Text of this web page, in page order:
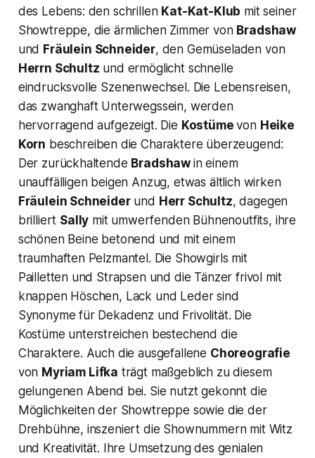
des Lebens: den schrillen Kat-Kat-Klub mit seiner
Showtreppe, die ärmlichen Zimmer von Bradshaw
und Fräulein Schneider, den Gemüseladen von
Herrn Schultz und ermöglicht schnelle
eindrucksvolle Szenenwechsel. Die Lebensreisen,
das zwanghaft Unterwegssein, werden
hervorragend aufgezeigt. Die Kostümevon Heike
Korn beschreiben die Charaktere überzeugend:
Der zurückhaltende Bradshaw in einem
unauffälligen beigen Anzug, etwas ältlich wirken
Fräulein Schneiderund Herr Schultz, dagegen
brilliert Sally mit umwerfenden Bühnenoutfits, ihre
schönen Beine betonend und mit einem
traumhaften Pelzmantel. Die Showgirls mit
Pailletten und Strapsen und die Tänzer frivol mit
knappen Höschen, Lack und Leder sind
Synonyme für Dekadenz und Frivolität. Die
Kostüme unterstreichen bestechend die
Charaktere. Auch die ausgefallene Choreografie
von Myriam Lifka trägt maßgeblich zu diesem
gelungenen Abend bei. Sie nutzt gekonnt die
Möglichkeiten der Showtreppe sowie die der
Drehbühne, inszeniert die Shownummern mit Witz
und Kreativität. Ihre Umsetzung des genialen